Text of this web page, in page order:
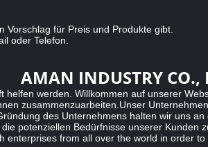
Vorschlag für Preis und Produkte gibt.
oder Telefon.
AMAN INDUSTRY CO.,
werden. Willkommen auf unserer
zusammenzuarbeiten.Unser
des Unternehmens halten wir uns
potenziellen Bedürfnisse unserer Kunden
enterprises from all over the world in order